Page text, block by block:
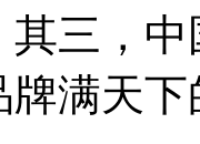
三，
牌满天